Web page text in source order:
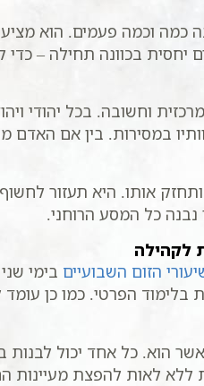
כמה וכמה פעמים. הוא
יחסית בכוונה תחילה –
וחשובה. בכל יהודי
במסירות. בין אם האדם
אותו. היא תעזור
כל המסע הרוחני.
לקהילה
הזום השבועיים
בלימוד הפרטי. כמו כן
הוא. כל אחד יכול לבנות
ללא לאות להפצת